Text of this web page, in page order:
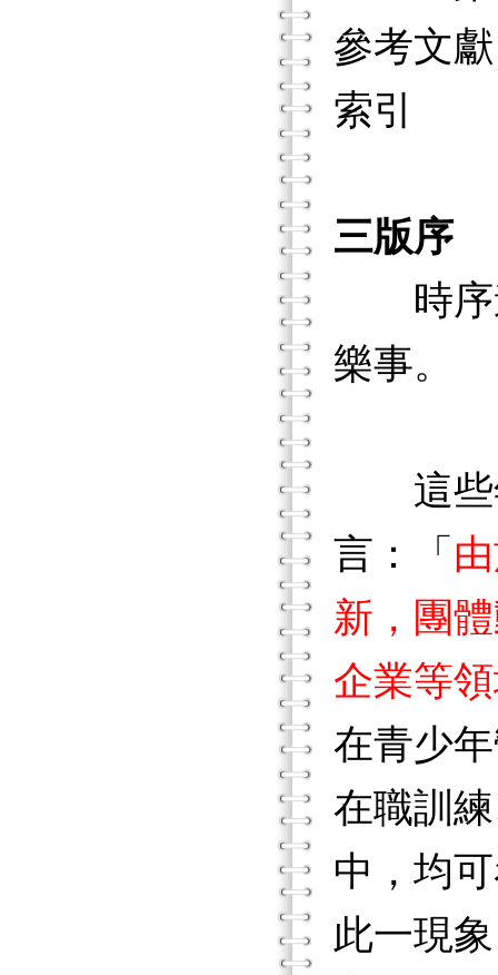
參考文獻
索引
三版序
時序進
樂事。
這些年
言：「
新，團
企業等
在青少
在職訓
中，均
此一現